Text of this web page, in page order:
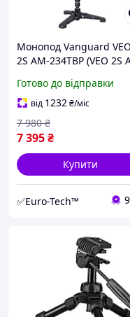
Монопод Vanguard VEO
2S AM-234TBP (VEO 2S
Готово до відправки
від 1232₴/міс
7 395₴
7 980 ₴
Купити
✅Euro-Tech™